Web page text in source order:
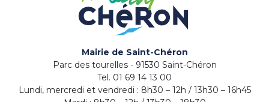
Mairie de Saint-Chéron
Parc des tourelles - 91530 Saint-Chéron
Tel. 01 69 14 13 00
Lundi, mercredi et vendredi : 8h30 – 12h / 13h30 – 16h45